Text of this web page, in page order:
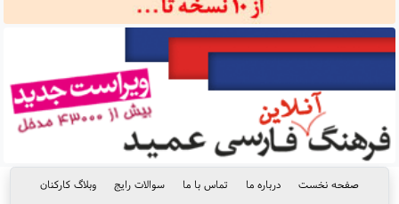
صفحه نخست درباره ما تماس با ما سوالات رایج
وبلاگ کارکنان